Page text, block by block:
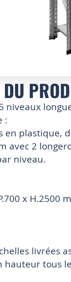
niveaux
:
en plastique,
avec 2
niveau.
x H.2500
livrées
hauteur tous